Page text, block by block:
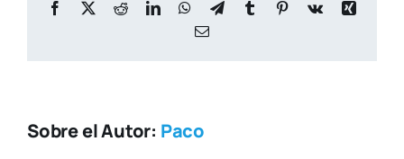
Facebook
X RedditLinkedInWhatsApp
TelegramTumblr Pinterest
Vk
Xing
Correo
Sobre el Autor: Paco